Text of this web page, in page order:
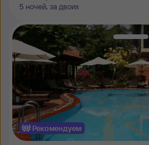
5 ночей, за двоих
Рекомендуем